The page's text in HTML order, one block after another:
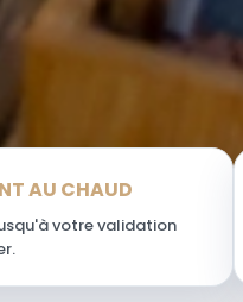
AU CHAUD
votre validation